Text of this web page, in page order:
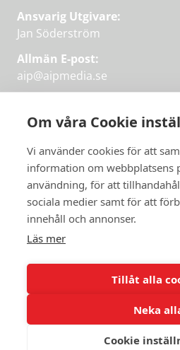
Om våra Cookie
Vi använder cookies för att
information om webbplatsens
användning, för att
sociala medier samt för att
innehåll och annonser.
Läs mer
Tillåt alla
Neka
Cookie
första
Ansvarig Utgivare:
Jan Söderström
Allmän E-post:
aip@aipmedia.se
aip@flowyinfo.seeller 08-1210
Instagram
LinkedIn
Twitter
Facebook
Få veckans bästa
artiklar på mejlen
PRENUMERERA